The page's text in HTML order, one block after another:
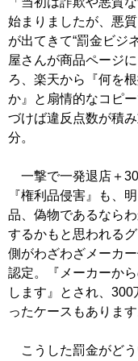
始まりましたが、悪
が出てきて“罰金ビジ
屋さんが商品ページ
ろ、楽天から『何を
か』と扇情的なコピ
づけば違反点数が積
分。
一撃で一発退店＋
『権利品侵害』も、
品、偽物であるなら
するかもと思われる
側がわざわざメーカ
認定。『メーカーか
します』とされ、
ったケースもあります
こうした罰金がどう